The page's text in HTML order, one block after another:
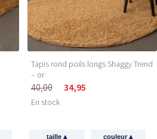
Tapis rond poils longs Shaggy Trend
– or
40,00 34,95
En stock
taille▴ couleur▴